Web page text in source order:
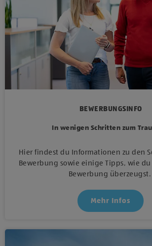
BEWERBUNGSINFO
In wenigen Schritten zum
Hier findest du Informationen zu den
Bewerbung sowie einige Tipps, wie
Bewerbung überzeugst.
Mehr Infos